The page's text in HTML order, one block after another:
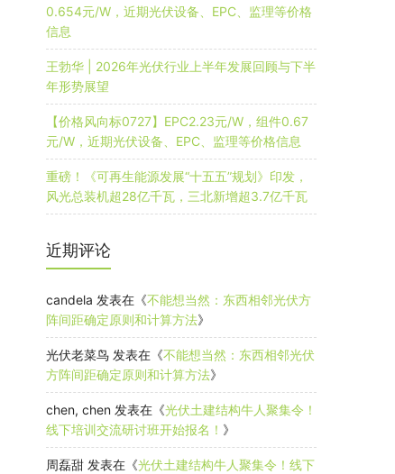
0.654元/W，近期光伏设备、EPC、监理等价格
信息
王勃华 | 2026年光伏行业上半年发展回顾与下半
年形势展望
【价格风向标0727】EPC2.23元/W，组件0.67
元/W，近期光伏设备、EPC、监理等价格信息
重磅！《可再生能源发展“十五五”规划》印发，
风光总装机超28亿千瓦，三北新增超3.7亿千瓦
近期评论
candela 发表在《不能想当然：东西相邻光伏方
阵间距确定原则和计算方法》
光伏老菜鸟 发表在《不能想当然：东西相邻光伏
方阵间距确定原则和计算方法》
chen, chen 发表在《光伏土建结构牛人聚集令！
线下培训交流研讨班开始报名！ 》
周磊甜 发表在《光伏土建结构牛人聚集令！线下